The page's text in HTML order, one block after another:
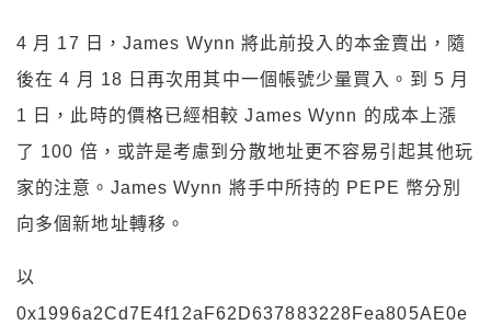
4 月 17 日，James Wynn 將此前投入的本金賣出，隨
後在 4 月 18 日再次用其中一個帳號少量買入。到 5 月
1 日，此時的價格已經相較 James Wynn 的成本上漲
了 100 倍，或許是考慮到分散地址更不容易引起其他玩
家的注意。James Wynn 將手中所持的 PEPE 幣分別
向多個新地址轉移。
以
0x1996a2Cd7E4f12aF62D637883228Fea805AE0e